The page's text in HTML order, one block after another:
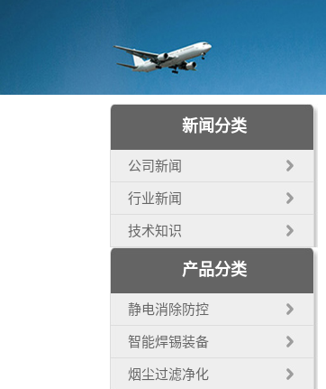
新闻分类
公司新闻
行业新闻
技术知识
产品分类
静电消除防控
智能焊锡装备
烟尘过滤净化